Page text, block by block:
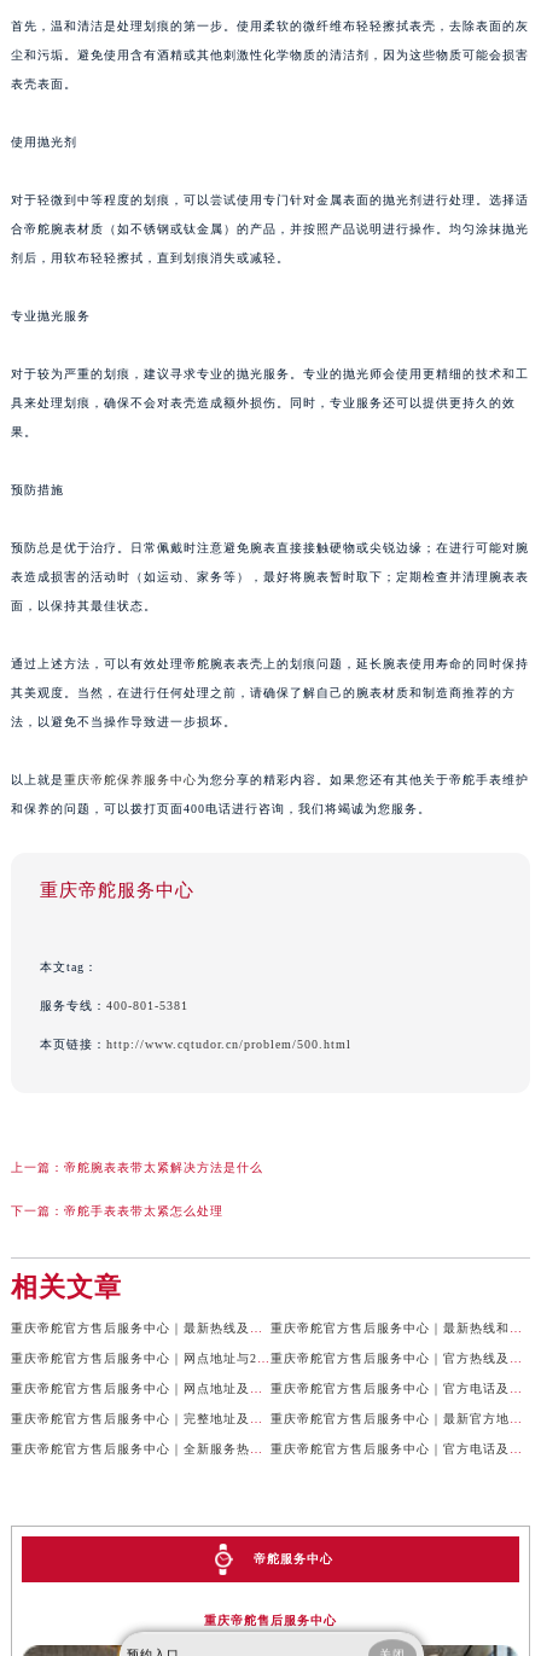
首先，温和清洁是处理划痕的第一步。使用柔软的微纤维布轻轻擦拭表壳，去除表面的灰
尘和污垢。避免使用含有酒精或其他刺激性化学物质的清洁剂，因为这些物质可能会损害
表壳表面。
使用抛光剂
对于轻微到中等程度的划痕，可以尝试使用专门针对金属表面的抛光剂进行处理。选择适
合帝舵腕表材质（如不锈钢或钛金属）的产品，并按照产品说明进行操作。均匀涂抹抛光
剂后，用软布轻轻擦拭，直到划痕消失或减轻。
专业抛光服务
对于较为严重的划痕，建议寻求专业的抛光服务。专业的抛光师会使用更精细的技术和工
具来处理划痕，确保不会对表壳造成额外损伤。同时，专业服务还可以提供更持久的效
果。
预防措施
预防总是优于治疗。日常佩戴时注意避免腕表直接接触硬物或尖锐边缘；在进行可能对腕
表造成损害的活动时（如运动、家务等），最好将腕表暂时取下；定期检查并清理腕表表
面，以保持其最佳状态。
通过上述方法，可以有效处理帝舵腕表表壳上的划痕问题，延长腕表使用寿命的同时保持
其美观度。当然，在进行任何处理之前，请确保了解自己的腕表材质和制造商推荐的方
法，以避免不当操作导致进一步损坏。
以上就是重庆帝舵保养服务中心为您分享的精彩内容。如果您还有其他关于帝舵手表维护
和保养的问题，可以拨打页面400电话进行咨询，我们将竭诚为您服务。
重庆帝舵服务中心
本文tag：
服务专线： 400-801-5381
本页链接： http://www.cqtudor.cn/problem/500.html
上一篇： 帝舵腕表表带太紧解决方法是什么
下一篇： 帝舵手表表带太紧怎么处理
相关文章
帝舵服务中心
重庆帝舵售后服务中心